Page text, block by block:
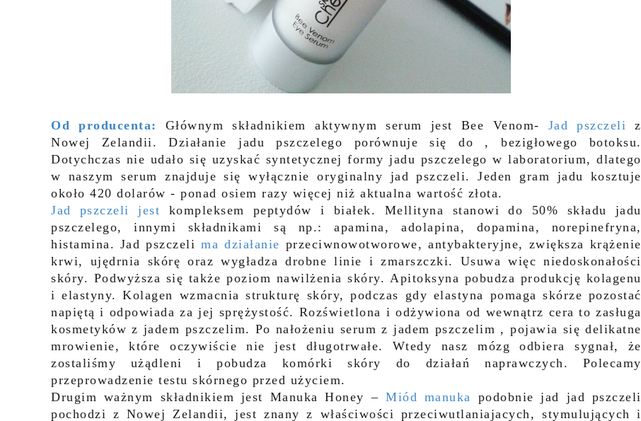
Od producenta: Głównym składnikiem aktywnym serum jest Bee Venom- Jad pszczeli z
Nowej Zelandii. Działanie jadu pszczelego porównuje się do , bezigłowego botoksu.
Dotychczas nie udało się uzyskać syntetycznej formy jadu pszczelego w laboratorium, dlatego
w naszym serum znajduje się wyłącznie oryginalny jad pszczeli. Jeden gram jadu kosztuje
około 420 dolarów - ponad osiem razy więcej niż aktualna wartość złota.
Jad pszczeli jest kompleksem peptydów i białek. Mellityna stanowi do 50% składu jadu
pszczelego, innymi składnikami są np.: apamina, adolapina, dopamina, norepinefryna,
histamina. Jad pszczelima działanie przeciwnowotworowe, antybakteryjne, zwiększa krążenie
krwi, ujędrnia skórę oraz wygładza drobne linie i zmarszczki. Usuwa więc niedoskonałości
skóry. Podwyższa się także poziom nawilżenia skóry. Apitoksyna pobudza produkcję kolagenu
i elastyny. Kolagen wzmacnia strukturę skóry, podczas gdy elastyna pomaga skórze pozostać
napiętą i odpowiada za jej sprężystość. Rozświetlona i odżywiona od wewnątrz cera to zasługa
kosmetyków z jadem pszczelim. Po nałożeniu serum z jadem pszczelim , pojawia się delikatne
mrowienie, które oczywiście nie jest długotrwałe. Wtedy nasz mózg odbiera sygnał, że
zostaliśmy użądleni i pobudza komórki skóry do działań naprawczych. Polecamy
przeprowadzenie testu skórnego przed użyciem.
Drugim ważnym składnikiem jest Manuka Honey –Miód manuka podobnie jad jad pszczeli
pochodzi z Nowej Zelandii, jest znany z właściwości przeciwutlaniajacych, stymulujących i